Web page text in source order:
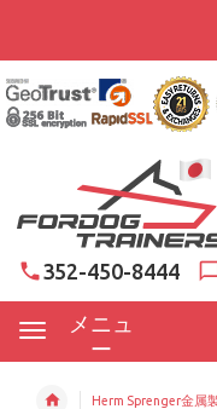
352-450-8444
メニュ
ー
Herm Sprenger金属